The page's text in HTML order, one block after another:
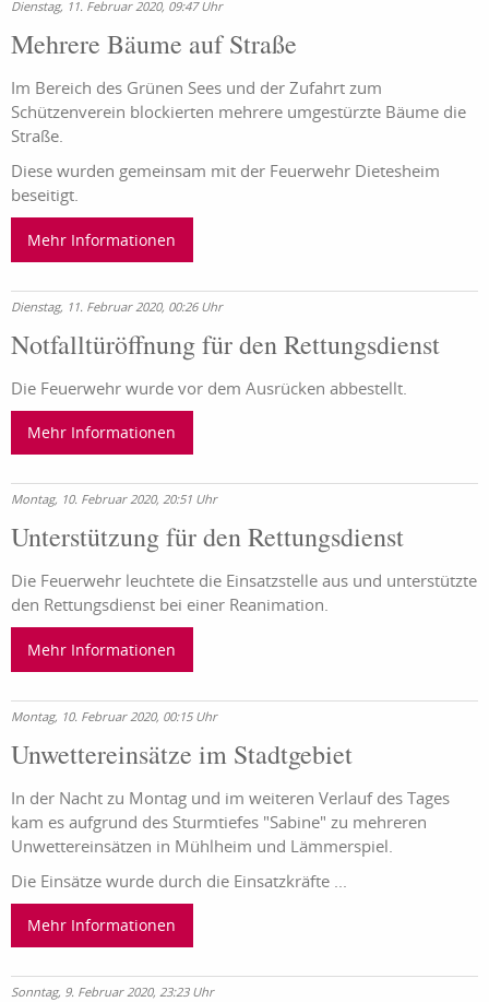
Dienstag, 11. Februar 2020, 09:47 Uhr
Mehrere Bäume auf Straße
Im Bereich des Grünen Sees und der Zufahrt zum
Schützenverein blockierten mehrere umgestürzte Bäume die
Straße.
Diese wurden gemeinsam mit der Feuerwehr Dietesheim
beseitigt.
Mehr Informationen
Dienstag, 11. Februar 2020, 00:26 Uhr
Notfalltüröffnung für den Rettungsdienst
Die Feuerwehr wurde vor dem Ausrücken abbestellt.
Mehr Informationen
Montag, 10. Februar 2020, 20:51 Uhr
Unterstützung für den Rettungsdienst
Die Feuerwehr leuchtete die Einsatzstelle aus und unterstützte
den Rettungsdienst bei einer Reanimation.
Mehr Informationen
Montag, 10. Februar 2020, 00:15 Uhr
Unwettereinsätze im Stadtgebiet
In der Nacht zu Montag und im weiteren Verlauf des Tages
kam es aufgrund des Sturmtiefes "Sabine" zu mehreren
Unwettereinsätzen in Mühlheim und Lämmerspiel.
Die Einsätze wurde durch die Einsatzkräfte ...
Mehr Informationen
Sonntag, 9. Februar 2020, 23:23 Uhr